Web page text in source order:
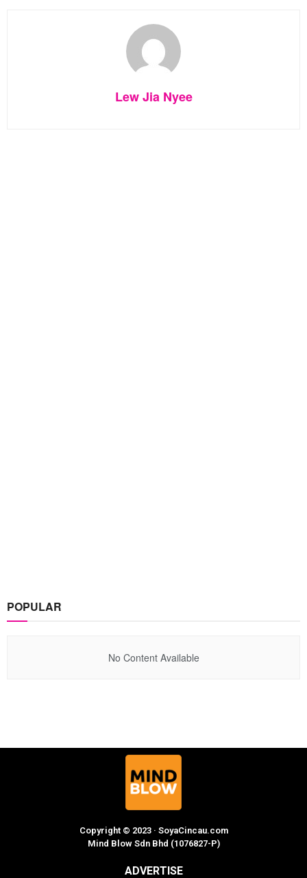
Lew Jia Nyee
POPULAR
No Content Available
Copyright © 2023 · SoyaCincau.com
Mind Blow Sdn Bhd (1076827-P)
ADVERTISE